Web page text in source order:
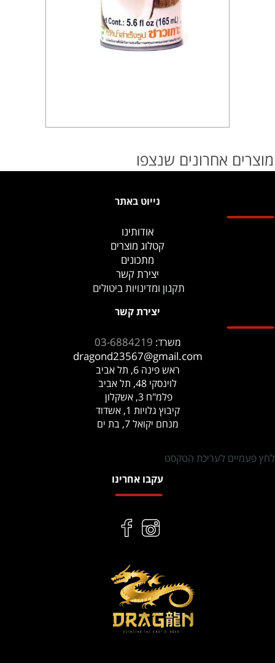
מוצרים אחרונים שנצפו
נייוט באתר
אודותינו
קטלוג מוצרים
מתכונים
יצירת קשר
תקנון ומדינויות ביטולים
יצירת קשר
משרד: 03-6884219
dragond23567@gmail.com
ראש פינה 6, תל אביב
לוינסקי 48, תל אביב
פלמ"ח 3, אשקלון
קיבוץ גלויות 1, אשדוד
מנחם יקואל 7, בת ים
לחץ פעמיים לעריכת הטקסט
עקבו אחרינו